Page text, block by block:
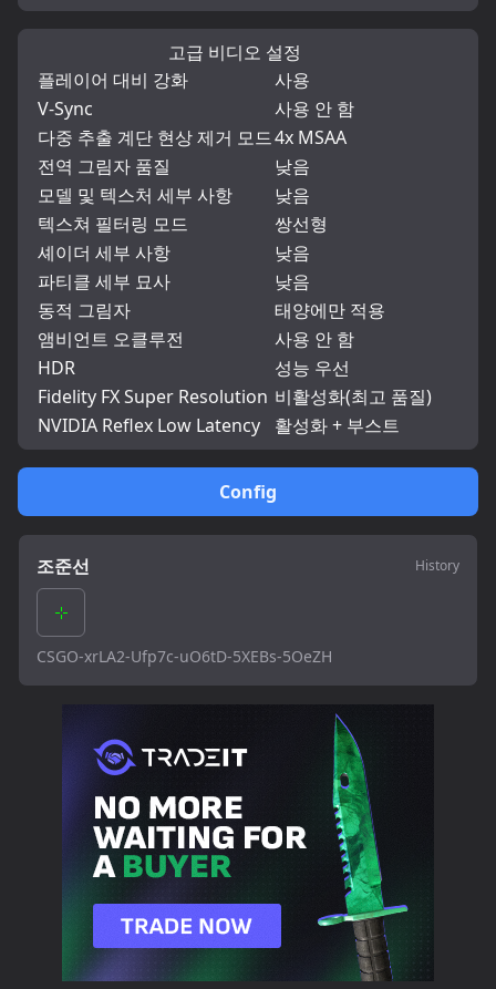
Config
조준선 History
CSGO-xrLA2-Ufp7c-uO6tD-5XEBs-5OeZH
고급 비디오 설정
플레이어 대비 강화
사용
V-Sync
사용 안 함
다중 추출 계단 현상 제거 모드4x MSAA
전역 그림자 품질
낮음
모델 및 텍스처 세부 사항
낮음
텍스쳐 필터링 모드
쌍선형
셰이더 세부 사항
낮음
파티클 세부 묘사
낮음
동적 그림자
태양에만 적용
앰비언트 오클루전
사용 안 함
HDR
성능 우선
Fidelity FX Super Resolution 비활성화(최고 품질)
NVIDIA Reflex Low Latency
활성화 + 부스트